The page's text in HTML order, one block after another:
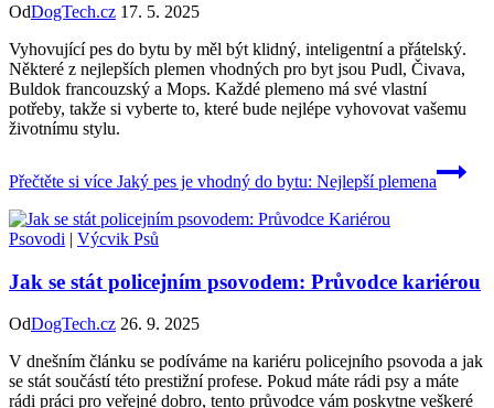
OdDogTech.cz 17. 5. 2025
Vyhovující pes do bytu by měl být klidný, inteligentní a přátelský.
Některé z nejlepších plemen vhodných pro byt jsou Pudl, Čivava,
Buldok francouzský a Mops. Každé plemeno má své vlastní
potřeby, takže si vyberte to, které bude nejlépe vyhovovat vašemu
životnímu stylu.
Přečtěte si více Jaký pes je vhodný do bytu: Nejlepší plemena
Psovodi | Výcvik Psů
Jak se stát policejním psovodem: Průvodce kariérou
OdDogTech.cz 26. 9. 2025
V dnešním článku se podíváme na kariéru policejního psovoda a jak
se stát součástí této prestižní profese. Pokud máte rádi psy a máte
rádi práci pro veřejné dobro, tento průvodce vám poskytne veškeré